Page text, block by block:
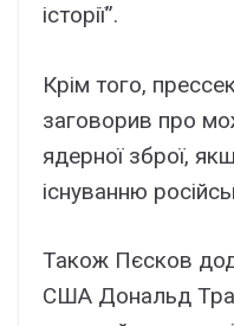
історії”.
Крім того,
заговорив про
ядерної зброї,
існуванню
Також Пєсков
США Дональд